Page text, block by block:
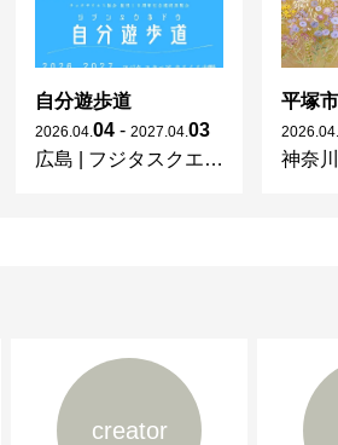
自分遊歩道
2026 04 04 - 2027 04 03
広島
フジタスクエアまるくる大野
2026 04
神奈川
creator